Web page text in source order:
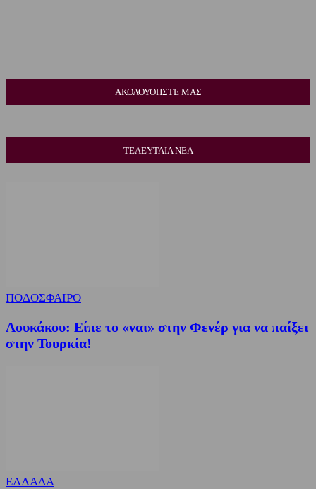
ΑΚΟΛΟΥΘΗΣΤΕ ΜΑΣ
ΤΕΛΕΥΤΑΙΑ ΝΕΑ
ΠΟΔΟΣΦΑΙΡΟ
Λουκάκου: Είπε το «ναι» στην Φενέρ για να παίξει
στην Τουρκία!
ΕΛΛΑΔΑ